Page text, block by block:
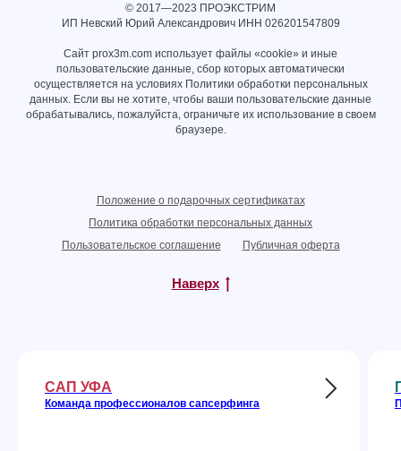
© 2017—2023 ПРОЭКСТРИМ
ИП Невский Юрий Александрович ИНН 026201547809
Сайт prox3m.com использует файлы «cookie» и иные
пользовательские данные, сбор которых автоматически
осуществляется на условиях Политики обработки персональных
данных. Если вы не хотите, чтобы ваши пользовательские данные
обрабатывались, пожалуйста, ограничьте их использование в своем
браузере.
Положение о подарочных сертификатах
Политика обработки персональных данных
Пользовательское соглашение
Публичная оферта
Наверх
САП УФА
Команда профессионалов сапсерфинга